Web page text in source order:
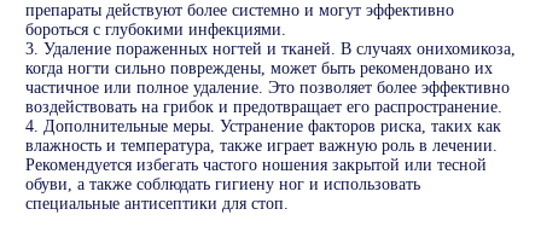
препараты действуют более системно и могут эффективно
бороться с глубокими инфекциями.
3. Удаление пораженных ногтей и тканей. В случаях онихомикоза,
когда ногти сильно повреждены, может быть рекомендовано их
частичное или полное удаление. Это позволяет более эффективно
воздействовать на грибок и предотвращает его распространение.
4. Дополнительные меры. Устранение факторов риска, таких как
влажность и температура, также играет важную роль в лечении.
Рекомендуется избегать частого ношения закрытой или тесной
обуви, а также соблюдать гигиену ног и использовать
специальные антисептики для стоп.